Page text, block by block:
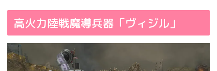
高火力陸戦魔導兵器「ヴィジル」